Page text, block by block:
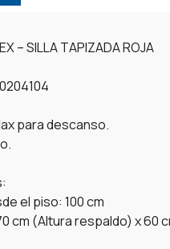
– SILLA TAPIZADA ROJA
para descanso.
el piso: 100 cm
cm (Altura respaldo) x 60